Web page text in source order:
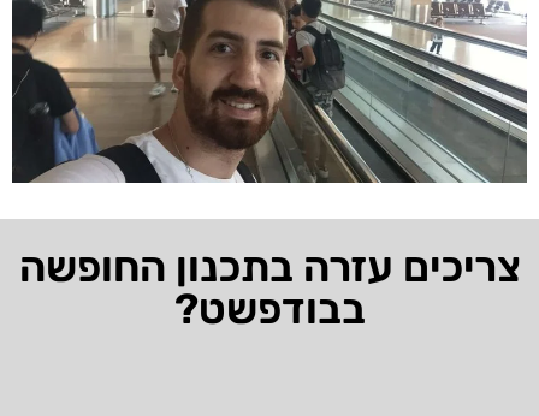
צריכים עזרה בתכנון החופשה
בבודפשט?